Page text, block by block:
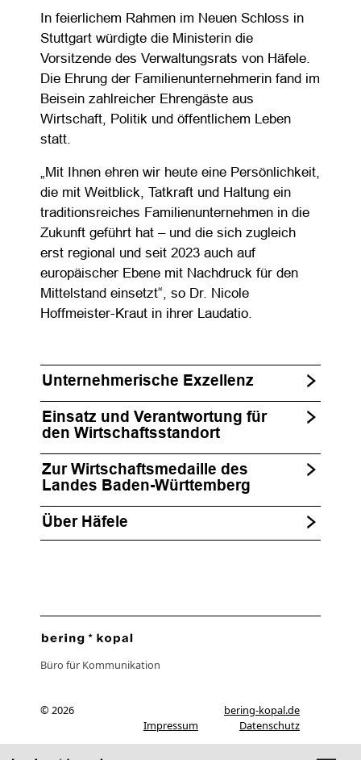
In feierlichem Rahmen im Neuen Schloss in
Stuttgart würdigte die Ministerin die
Vorsitzende des Verwaltungsrats von Häfele.
Die Ehrung der Familienunternehmerin fand im
Beisein zahlreicher Ehrengäste aus
Wirtschaft, Politik und öffentlichem Leben
statt.
„Mit Ihnen ehren wir heute eine Persönlichkeit,
die mit Weitblick, Tatkraft und Haltung ein
traditionsreiches Familienunternehmen in die
Zukunft geführt hat – und die sich zugleich
erst regional und seit 2023 auch auf
europäischer Ebene mit Nachdruck für den
Mittelstand einsetzt“, so Dr. Nicole
Hoffmeister-Kraut in ihrer Laudatio.
Unternehmerische Exzellenz
Einsatz und Verantwortung für
den Wirtschaftsstandort
Zur Wirtschaftsmedaille des
Landes Baden-Württemberg
Über Häfele
Büro für Kommunikation
© 2026
bering-kopal.de
Datenschutz
Impressum